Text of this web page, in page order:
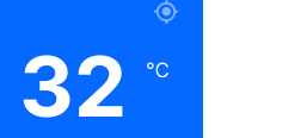
32 ℃